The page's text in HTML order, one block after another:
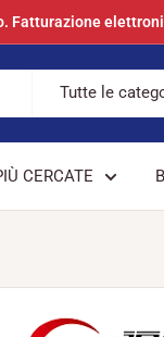
Fatturazione
Tutte le
CERCATE